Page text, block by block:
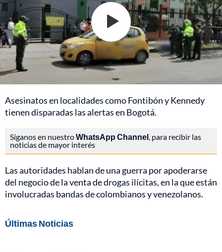
Asesinatos en localidades como Fontibón y Kennedy
tienen disparadas las alertas en Bogotá.
Síganos en nuestroWhatsApp Channel , para recibir las
noticias de mayor interés
Las autoridades hablan de una guerra por apoderarse
del negocio de la venta de drogas ilícitas, en la que están
involucradas bandas de colombianos y venezolanos.
Últimas Noticias